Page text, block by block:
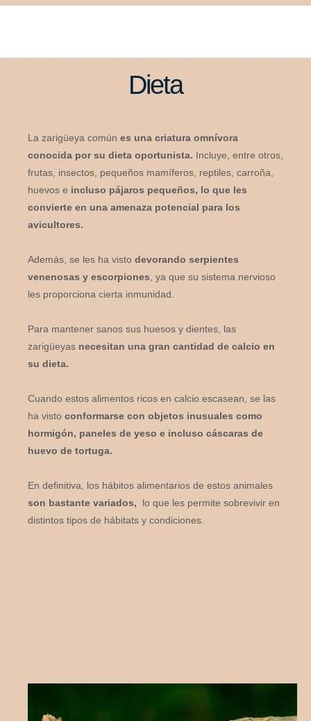
Dieta
La zarigüeya común es una criatura omnívora
conocida por su dieta oportunista. Incluye, entre otros,
frutas, insectos, pequeños mamíferos, reptiles, carroña,
huevos e incluso pájaros pequeños, lo que les
convierte en una amenaza potencial para los
avicultores.
Además, se les ha visto devorando serpientes
venenosas y escorpiones , ya que su sistema nervioso
les proporciona cierta inmunidad.
Para mantener sanos sus huesos y dientes, las
zarigüeyas necesitan una gran cantidad de calcio en
su dieta.
Cuando estos alimentos ricos en calcio escasean, se las
ha visto conformarse con objetos inusuales como
hormigón, paneles de yeso e incluso cáscaras de
huevo de tortuga.
En definitiva, los hábitos alimentarios de estos animales
son bastante variados,
lo que les permite sobrevivir en
distintos tipos de hábitats y condiciones.